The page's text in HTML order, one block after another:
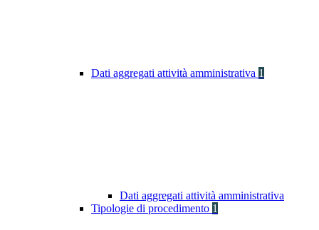
Dati aggregati attività amministrativa 1
Dati aggregati attività amministrativa
Tipologie di procedimento 1